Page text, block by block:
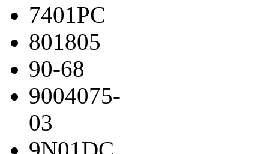
7401PC
801805
90-68
9004075-
03